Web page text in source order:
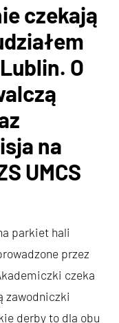
czekają
O
na
UMCS
parkiet hali
przez
czeka
zawodniczki
derby to dla obu